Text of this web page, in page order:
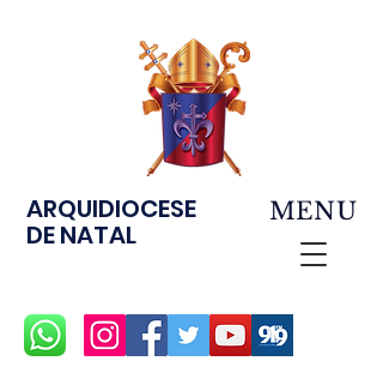
ARQUIDIOCESE
DE NATAL
MENU